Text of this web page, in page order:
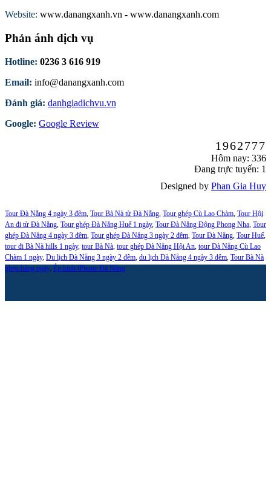
Website: www.danangxanh.vn - www.danangxanh.com
Phản ánh dịch vụ
Hotline: 0236 3 616 919
Email: info@danangxanh.com
Đánh giá: danhgiadichvu.vn
Google: Google Review
1962777
Hôm nay: 336
Đang trực tuyến: 1
Designed by Phan Gia Huy
Tour Đà Nẵng 4 ngày 3 đêm, Tour Bà Nà từ Đà Nẵng, Tour ghép Cù Lao Chàm, Tour Hội
An đi từ Đà Nẵng, Tour ghép Đà Nẵng Huế 1 ngày, Tour Đà Nẵng Động Phong Nha, Tour
ghép Đà Nẵng 4 ngày 3 đêm, Tour ghép Đà Nẵng 3 ngày 2 đêm, Tour Đà Nẵng, Tour Huế,
tour đi Bà Nà hills 1 ngày, tour Bà Nà, tour ghép Đà Nẵng Hội An, tour Đà Nẵng Cù Lao
Chàm 1 ngày, Du lịch Đà Nẵng 3 ngày 2 đêm, du lịch Đà Nẵng 4 ngày 3 đêm, Tour Bà Nà
ghép hằng ngày, Ép kính iPhone Đà Nẵng